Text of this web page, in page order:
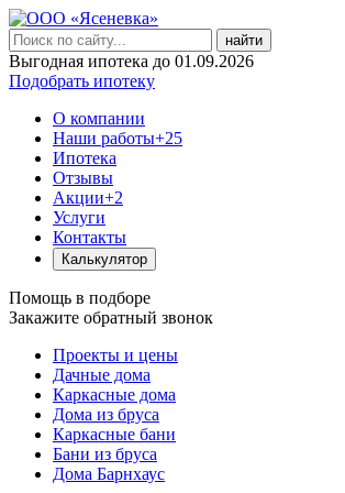
найти
Выгодная ипотека до 01.09.2026
Подобрать ипотеку
О компании
Наши работы+25
Ипотека
Отзывы
Акции+2
Услуги
Контакты
Калькулятор
Помощь в подборе
Закажите обратный звонок
Проекты и цены
Дачные дома
Каркасные дома
Дома из бруса
Каркасные бани
Бани из бруса
Дома Барнхаус